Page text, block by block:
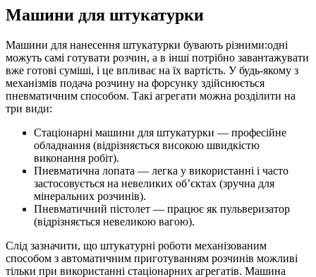
Машини для штукатурки
Машини для нанесення штукатурки бувають різними:одні
можуть самі готувати розчин, а в інші потрібно завантажувати
вже готові суміші, і це впливає на їх вартість. У будь-якому з
механізмів подача розчину на форсунку здійснюється
пневматичним способом. Такі агрегати можна розділити на
три види:
Стаціонарні машини для штукатурки — професійне
обладнання (відрізняється високою швидкістю
виконання робіт).
Пневматична лопата — легка у використанні і часто
застосовується на невеликих об’єктах (зручна для
мінеральних розчинів).
Пневматичний пістолет — працює як пульверизатор
(відрізняється невеликою вагою).
Слід зазначити, що штукатурні роботи механізованим
способом з автоматичним приготуванням розчинів можливі
тільки при використанні стаціонарних агрегатів. Машина